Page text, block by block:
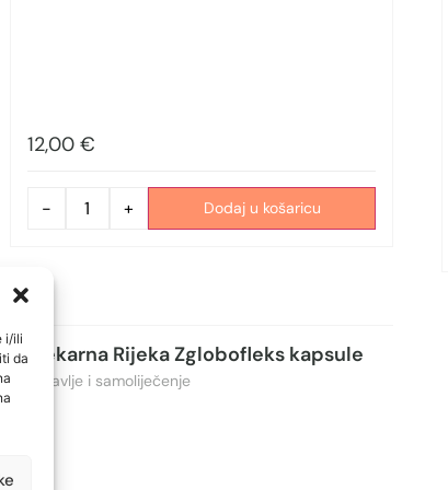
i/ili
da
12,00 €
- + Dodaj u košaricu
Ljekarna Rijeka Zglobofleks kapsule
Zdravlje i samoliječenje